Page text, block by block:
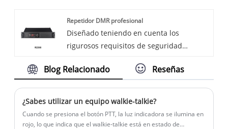
la funcionalidad y confiabilidad que
necesita.
resistentes están diseñados para resistir
las condiciones climáticas más duras,
asegurando que pueda mantenerse
dónde lo lleven sus aventuras.
Seguimos la calidad del descanso seguro
que el precio de la conciencia, servicio
dedicado.
Repetidor DMR profesional
Diseñado teniendo en cuenta los
rigurosos requisitos de seguridad
industria energética y operaciones de
profesional de la serie R2200 garantiza
que la comunicación siga siendo
instantánea y confiable.
Blog Relacionado Reseñas
¿Sabes utilizar un equipo walkie-talkie?
Cuando se presiona el botón PTT, la luz indicadora se ilumina en
rojo, lo que indica que el walkie-talkie está en estado de